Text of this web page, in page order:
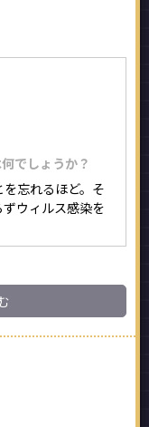
でしょうか？
忘れるほど。そ
ウィルス感染を